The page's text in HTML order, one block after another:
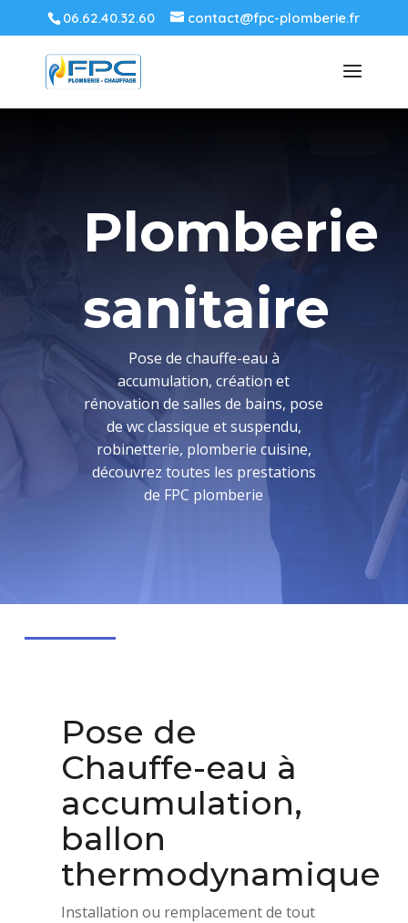
06.62.40.32.60 contact@fpc-plomberie.fr
Plomberie
sanitaire
Pose de chauffe-eau à
accumulation, création et
rénovation de salles de bains, pose
de wc classique et suspendu,
robinetterie, plomberie cuisine,
découvrez toutes les prestations
de FPC plomberie
Pose de
Chauffe-eau à
accumulation,
ballon
thermodynamique
Installation ou remplacement de tout